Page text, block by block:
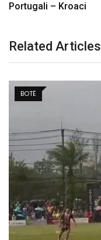
Portugali – Kroaci
Related Articles
BALLINA 5